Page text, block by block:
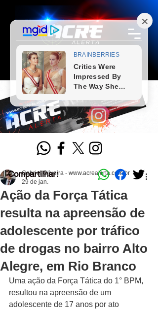
Ação da Força Tática
resulta na apreensão de
adolescente por tráfico
de drogas no bairro Alto
Alegre, em Rio Branco
Gabriel Oliveira - www.acrealerta.com.br
29 de jan.
Uma ação da Força Tática do 1° BPM,
resultou na apreensão de um
adolescente de 17 anos por ato
Compartilhar: